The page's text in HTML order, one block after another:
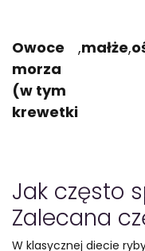
Owoce
morza
(w tym
krewetki
,małże,
Jak często
Zalecana
W klasycznej diecie